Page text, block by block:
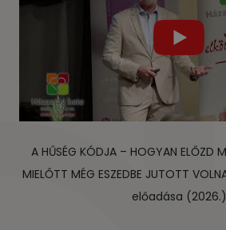
A HŰSÉG KÓDJA – HOGYAN ELŐZD
MIELŐTT MÉG ESZEDBE JUTOTT
előadása (2026.)